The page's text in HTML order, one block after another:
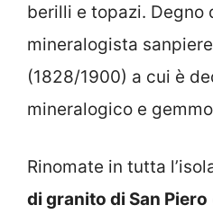
berilli e topazi. Degno
mineralogista
(1828/1900) a cui è
mineralogico e
Rinomate in tutta
di granito di San Piero